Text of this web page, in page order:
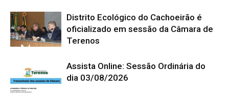
Distrito Ecológico do Cachoeirão é
oficializado em sessão da Câmara de
Terenos
Assista Online: Sessão Ordinária do
dia 03/08/2026